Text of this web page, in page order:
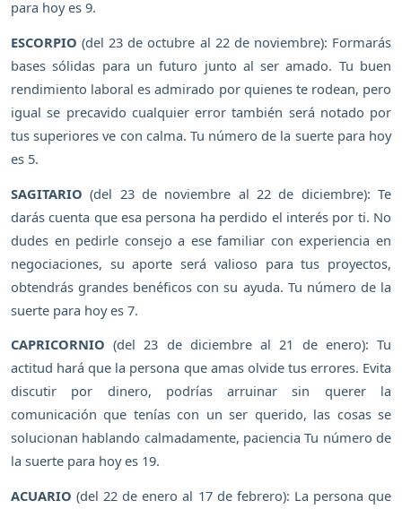
para hoy es 9.
ESCORPIO (del 23 de octubre al 22 de noviembre): Formarás
bases sólidas para un futuro junto al ser amado. Tu buen
rendimiento laboral es admirado por quienes te rodean, pero
igual se precavido cualquier error también será notado por
tus superiores ve con calma. Tu número de la suerte para hoy
es 5.
SAGITARIO (del 23 de noviembre al 22 de diciembre): Te
darás cuenta que esa persona ha perdido el interés por ti. No
dudes en pedirle consejo a ese familiar con experiencia en
negociaciones, su aporte será valioso para tus proyectos,
obtendrás grandes benéficos con su ayuda. Tu número de la
suerte para hoy es 7.
CAPRICORNIO (del 23 de diciembre al 21 de enero): Tu
actitud hará que la persona que amas olvide tus errores. Evita
discutir por dinero, podrías arruinar sin querer la
comunicación que tenías con un ser querido, las cosas se
solucionan hablando calmadamente, paciencia Tu número de
la suerte para hoy es 19.
ACUARIO (del 22 de enero al 17 de febrero): La persona que